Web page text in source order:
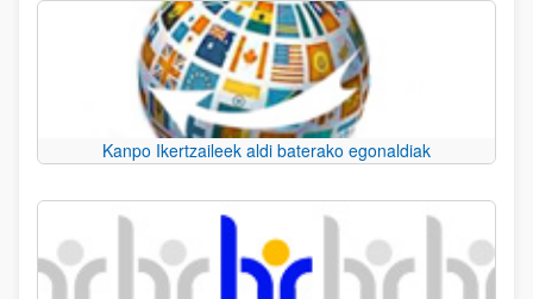
Kanpo Ikertzaileek aldi baterako egonaldiak